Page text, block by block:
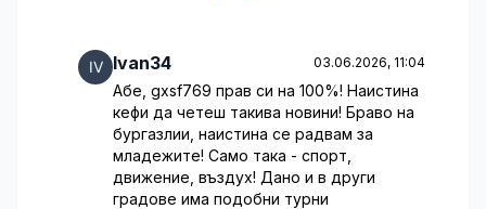
Ivan34 03.06.2026, 11:04
Абе, gxsf769 прав си на 100%! Наистина
кефи да четеш такива новини! Браво на
бургазлии, наистина се радвам за
младежите! Само така - спорт,
движение, въздух! Дано и в други
градове има подобни турни